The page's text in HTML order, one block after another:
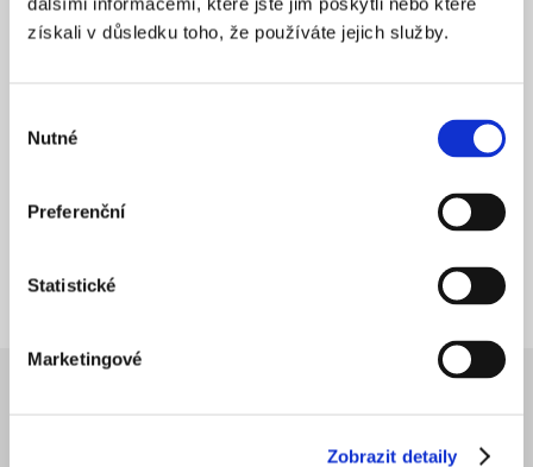
získali v důsledku toho, že používáte jejich služby.
souhlasu
Nutné
Preferenční
Statistické
Marketingové
Zobrazit detaily
Doprava není závod. Volte rozumně